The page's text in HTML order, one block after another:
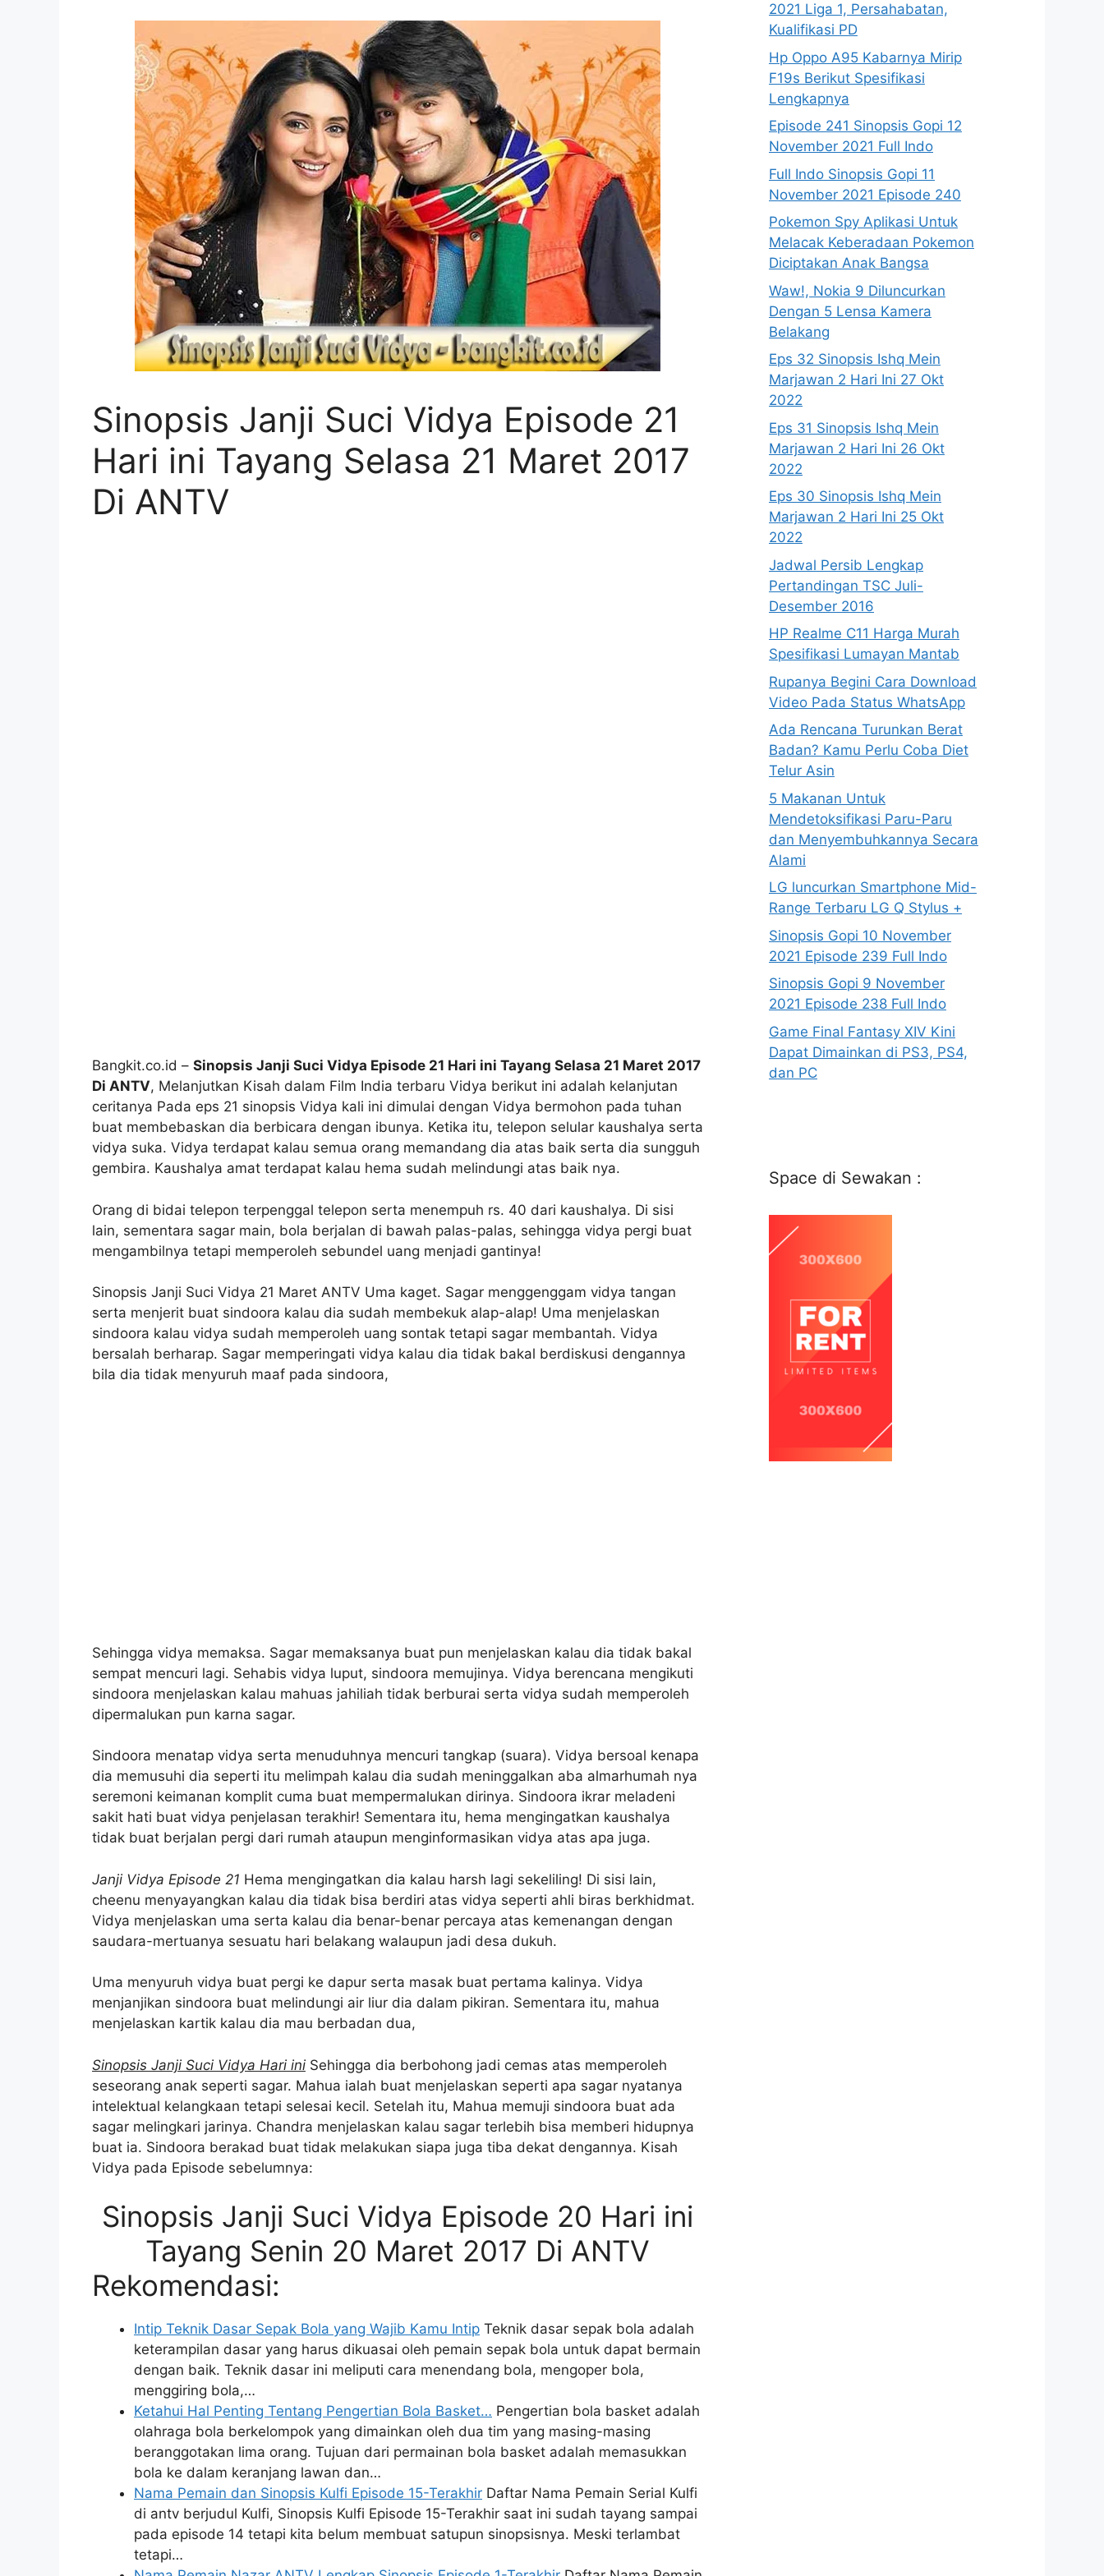
Sinopsis Janji Suci Vidya Episode 21
Hari ini Tayang Selasa 21 Maret 2017
Di ANTV
Bangkit.co.id – Sinopsis Janji Suci Vidya Episode 21 Hari ini Tayang Selasa 21 Maret 2017
Di ANTV, Melanjutkan Kisah dalam Film India terbaru Vidya berikut ini adalah kelanjutan
ceritanya Pada eps 21 sinopsis Vidya kali ini dimulai dengan Vidya bermohon pada tuhan
buat membebaskan dia berbicara dengan ibunya. Ketika itu, telepon selular kaushalya serta
vidya suka. Vidya terdapat kalau semua orang memandang dia atas baik serta dia sungguh
gembira. Kaushalya amat terdapat kalau hema sudah melindungi atas baik nya.
Orang di bidai telepon terpenggal telepon serta menempuh rs. 40 dari kaushalya. Di sisi
lain, sementara sagar main, bola berjalan di bawah palas-palas, sehingga vidya pergi buat
mengambilnya tetapi memperoleh sebundel uang menjadi gantinya!
Sinopsis Janji Suci Vidya 21 Maret ANTV Uma kaget. Sagar menggenggam vidya tangan
serta menjerit buat sindoora kalau dia sudah membekuk alap-alap! Uma menjelaskan
sindoora kalau vidya sudah memperoleh uang sontak tetapi sagar membantah. Vidya
bersalah berharap. Sagar memperingati vidya kalau dia tidak bakal berdiskusi dengannya
bila dia tidak menyuruh maaf pada sindoora,
Sehingga vidya memaksa. Sagar memaksanya buat pun menjelaskan kalau dia tidak bakal
sempat mencuri lagi. Sehabis vidya luput, sindoora memujinya. Vidya berencana mengikuti
sindoora menjelaskan kalau mahuas jahiliah tidak berburai serta vidya sudah memperoleh
dipermalukan pun karna sagar.
Sindoora menatap vidya serta menuduhnya mencuri tangkap (suara). Vidya bersoal kenapa
dia memusuhi dia seperti itu melimpah kalau dia sudah meninggalkan aba almarhumah nya
seremoni keimanan komplit cuma buat mempermalukan dirinya. Sindoora ikrar meladeni
sakit hati buat vidya penjelasan terakhir! Sementara itu, hema mengingatkan kaushalya
tidak buat berjalan pergi dari rumah ataupun menginformasikan vidya atas apa juga.
Janji Vidya Episode 21 Hema mengingatkan dia kalau harsh lagi sekeliling! Di sisi lain,
cheenu menyayangkan kalau dia tidak bisa berdiri atas vidya seperti ahli biras berkhidmat.
Vidya menjelaskan uma serta kalau dia benar-benar percaya atas kemenangan dengan
saudara-mertuanya sesuatu hari belakang walaupun jadi desa dukuh.
Uma menyuruh vidya buat pergi ke dapur serta masak buat pertama kalinya. Vidya
menjanjikan sindoora buat melindungi air liur dia dalam pikiran. Sementara itu, mahua
menjelaskan kartik kalau dia mau berbadan dua,
Sinopsis Janji Suci Vidya Hari ini Sehingga dia berbohong jadi cemas atas memperoleh
seseorang anak seperti sagar. Mahua ialah buat menjelaskan seperti apa sagar nyatanya
intelektual kelangkaan tetapi selesai kecil. Setelah itu, Mahua memuji sindoora buat ada
sagar melingkari jarinya. Chandra menjelaskan kalau sagar terlebih bisa memberi hidupnya
buat ia. Sindoora berakad buat tidak melakukan siapa juga tiba dekat dengannya. Kisah
Vidya pada Episode sebelumnya:
Sinopsis Janji Suci Vidya Episode 20 Hari ini
Tayang Senin 20 Maret 2017 Di ANTV
Rekomendasi:
Intip Teknik Dasar Sepak Bola yang Wajib Kamu Intip Teknik dasar sepak bola adalah
keterampilan dasar yang harus dikuasai oleh pemain sepak bola untuk dapat bermain
dengan baik. Teknik dasar ini meliputi cara menendang bola, mengoper bola,
menggiring bola,…
Ketahui Hal Penting Tentang Pengertian Bola Basket… Pengertian bola basket adalah
olahraga bola berkelompok yang dimainkan oleh dua tim yang masing-masing
beranggotakan lima orang. Tujuan dari permainan bola basket adalah memasukkan
bola ke dalam keranjang lawan dan…
Nama Pemain dan Sinopsis Kulfi Episode 15-Terakhir Daftar Nama Pemain Serial Kulfi
di antv berjudul Kulfi, Sinopsis Kulfi Episode 15-Terakhir saat ini sudah tayang sampai
pada episode 14 tetapi kita belum membuat satupun sinopsisnya. Meski terlambat
tetapi…
2021 Liga 1, Persahabatan,
Kualifikasi PD
Hp Oppo A95 Kabarnya Mirip
F19s Berikut Spesifikasi
Lengkapnya
Episode 241 Sinopsis Gopi 12
November 2021 Full Indo
Full Indo Sinopsis Gopi 11
November 2021 Episode 240
Pokemon Spy Aplikasi Untuk
Melacak Keberadaan Pokemon
Diciptakan Anak Bangsa
Waw!, Nokia 9 Diluncurkan
Dengan 5 Lensa Kamera
Belakang
Eps 32 Sinopsis Ishq Mein
Marjawan 2 Hari Ini 27 Okt
2022
Eps 31 Sinopsis Ishq Mein
Marjawan 2 Hari Ini 26 Okt
2022
Eps 30 Sinopsis Ishq Mein
Marjawan 2 Hari Ini 25 Okt
2022
Jadwal Persib Lengkap
Pertandingan TSC Juli-
Desember 2016
HP Realme C11 Harga Murah
Spesifikasi Lumayan Mantab
Rupanya Begini Cara Download
Video Pada Status WhatsApp
Ada Rencana Turunkan Berat
Badan? Kamu Perlu Coba Diet
Telur Asin
5 Makanan Untuk
Mendetoksifikasi Paru-Paru
dan Menyembuhkannya Secara
Alami
LG luncurkan Smartphone Mid-
Range Terbaru LG Q Stylus +
Sinopsis Gopi 10 November
2021 Episode 239 Full Indo
Sinopsis Gopi 9 November
2021 Episode 238 Full Indo
Game Final Fantasy XIV Kini
Dapat Dimainkan di PS3, PS4,
dan PC
Space di Sewakan :